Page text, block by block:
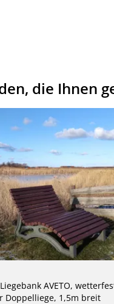
die Ihnen
AVETO,
Doppelliege, 1,5m breit